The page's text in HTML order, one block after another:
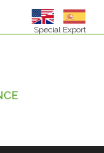
Special Export